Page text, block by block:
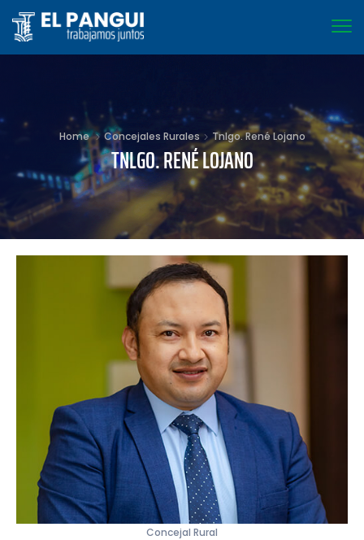
Home Concejales Rurales Tnlgo. René Lojano
TNLGO. RENÉ LOJANO
Concejal Rural